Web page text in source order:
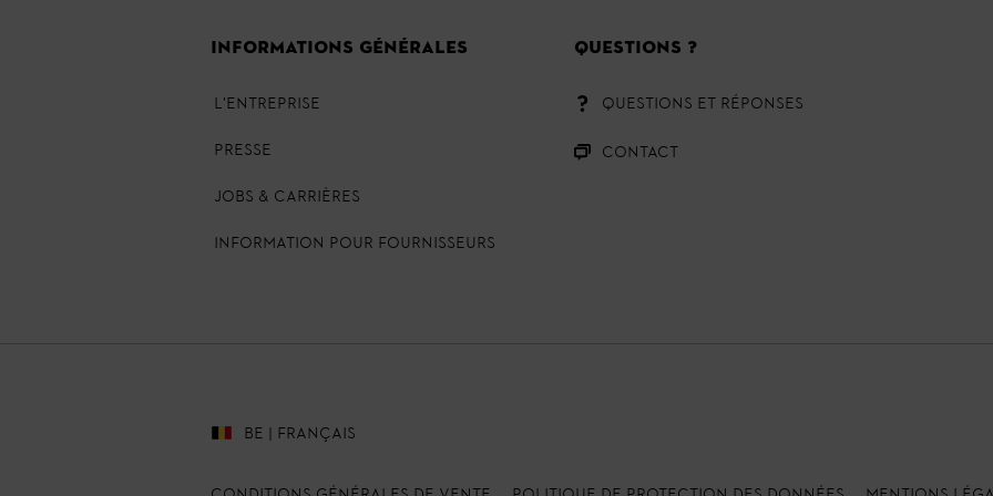
INFORMATIONS GÉNÉRALES
L'ENTREPRISE
PRESSE
JOBS & CARRIÈRES
INFORMATION POUR FOURNISSEURS
QUESTIONS ?
QUESTIONS ET RÉPONSES
CONTACT
BE | FRANÇAIS